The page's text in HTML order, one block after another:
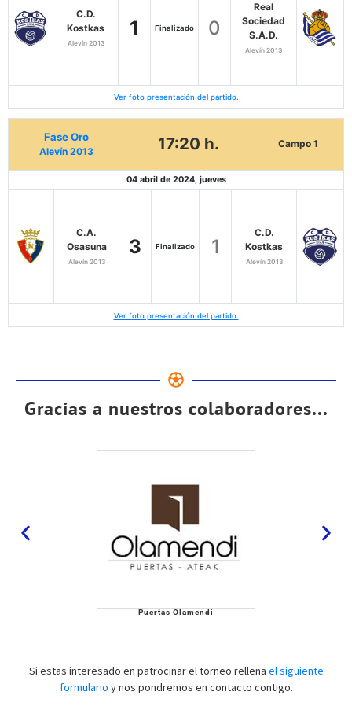
C.D.
Kostkas
Alevín 2013
1 Finalizado 0
Real
Sociedad
S.A.D.
Alevín 2013
Ver foto presentación del partido.
Fase Oro
Alevín 2013 17:20 h. Campo 1
04 abril de 2024, jueves
C.A.
Osasuna
Alevín 2013
3 Finalizado 1
C.D.
Kostkas
Alevín 2013
Ver foto presentación del partido.
Gracias a nuestros colaboradores...
Puertas Olamendi
Si estas interesado en patrocinar el torneo rellena el siguiente
formulario y nos pondremos en contacto contigo.